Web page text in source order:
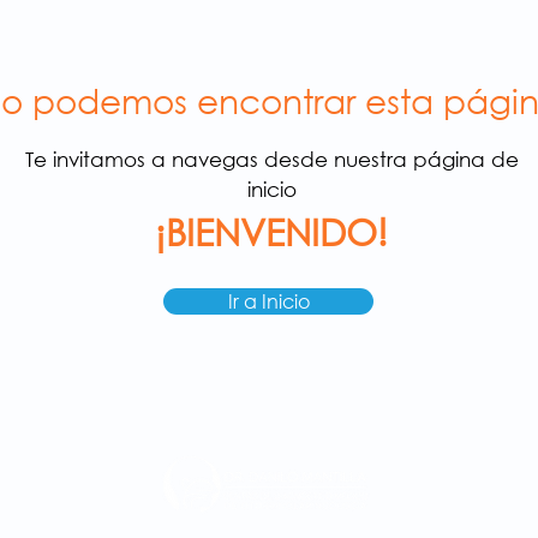
podemos encontrar esta
Te invitamos a navegas desde nuestra página de
inicio
¡BIENVENIDO!
Ir a Inicio